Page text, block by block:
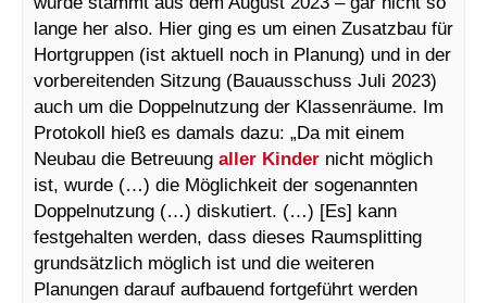
lange her also. Hier ging es um einen Zusatzbau für
Hortgruppen (ist aktuell noch in Planung) und in der
vorbereitenden Sitzung (Bauausschuss Juli 2023)
auch um die Doppelnutzung der Klassenräume. Im
Protokoll hieß es damals dazu: „Da mit einem
Neubau die Betreuung aller Kinder nicht möglich
ist, wurde (…) die Möglichkeit der sogenannten
Doppelnutzung (…) diskutiert. (…) [Es] kann
festgehalten werden, dass dieses Raumsplitting
grundsätzlich möglich ist und die weiteren
Planungen darauf aufbauend fortgeführt werden